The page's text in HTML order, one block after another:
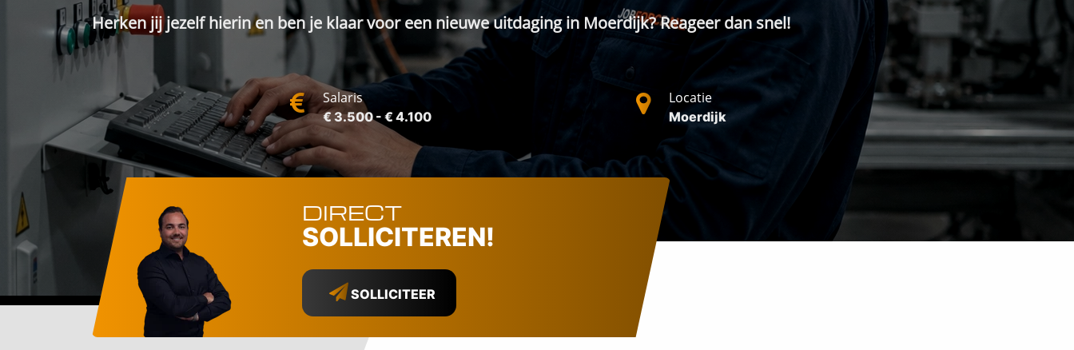
Herken jij jezelf hierin en ben je klaar voor een nieuwe uitdaging in Moerdijk? Reageer dan snel!
Salaris
€ 3.500 - € 4.100
Locatie
Moerdijk
DIRECT
SOLLICITEREN!
SOLLICITEER